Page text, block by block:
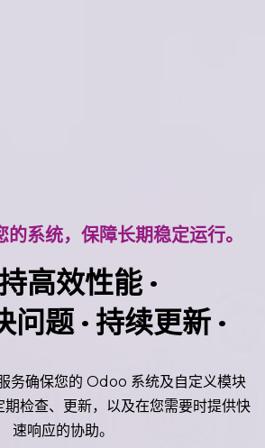
系统，保障长期稳定运行。
高效性能 ·
题 · 持续更新 ·
务确保您的 Odoo 系统及自定义模块
检查、更新，以及在您需要时提供快
速响应的协助。